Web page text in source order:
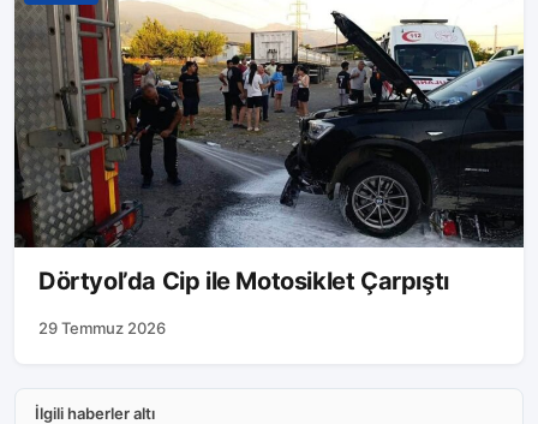
Dörtyol’da Cip ile Motosiklet Çarpıştı
29 Temmuz 2026
İlgili haberler altı